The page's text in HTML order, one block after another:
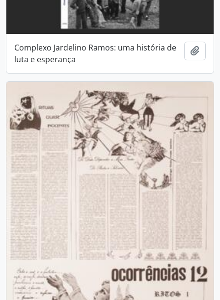
Complexo Jardelino Ramos: uma história de
luta e esperança